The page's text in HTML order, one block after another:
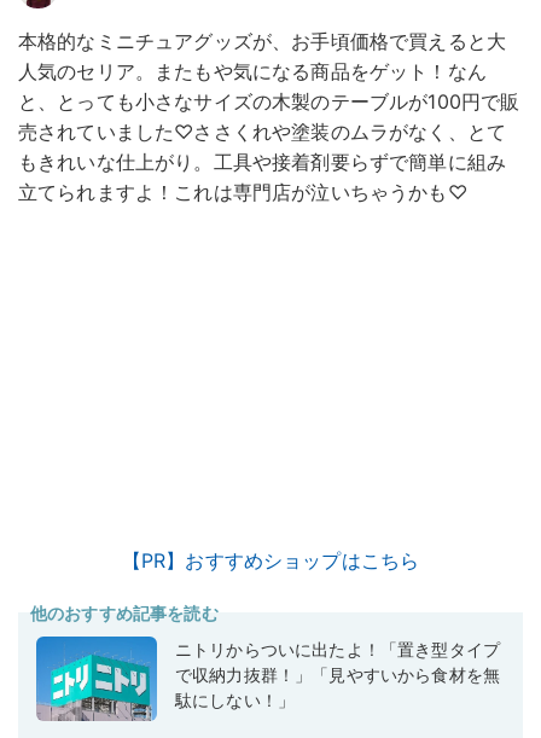
本格的なミニチュアグッズが、お手頃価格で買えると大
人気のセリア。またもや気になる商品をゲット！なん
と、とっても小さなサイズの木製のテーブルが100円で販
売されていました♡ささくれや塗装のムラがなく、とて
もきれいな仕上がり。工具や接着剤要らずで簡単に組み
立てられますよ！これは専門店が泣いちゃうかも♡
【PR】おすすめショップはこちら
他のおすすめ記事を読む
ニトリからついに出たよ！「置き型タイプ
で収納力抜群！」「見やすいから食材を無
駄にしない！」